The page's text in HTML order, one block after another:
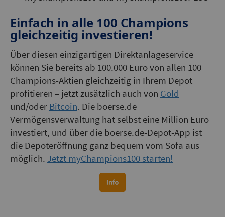
Einfach in alle 100 Champions
gleichzeitig investieren!
Über diesen einzigartigen Direktanlageservice
können Sie bereits ab 100.000 Euro von allen 100
Champions-Aktien gleichzeitig in Ihrem Depot
profitieren – jetzt zusätzlich auch von Gold
und/oder Bitcoin. Die boerse.de
Vermögensverwaltung hat selbst eine Million Euro
investiert, und über die boerse.de-Depot-App ist
die Depoteröffnung ganz bequem vom Sofa aus
möglich. Jetzt myChampions100 starten!